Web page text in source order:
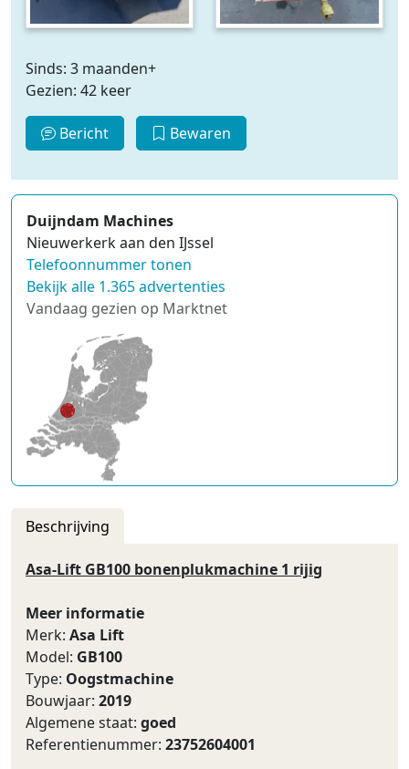
Sinds: 3 maanden+
Gezien: 42 keer
Bericht Bewaren
Duijndam Machines
Nieuwerkerk aan den IJssel
Telefoonnummer tonen
Bekijk alle 1.365 advertenties
Vandaag gezien op Marktnet
Beschrijving
Asa-Lift GB100 bonenplukmachine 1 rijig
Meer informatie
Merk: Asa Lift
Model: GB100
Type: Oogstmachine
Bouwjaar: 2019
Algemene staat: goed
Referentienummer: 23752604001